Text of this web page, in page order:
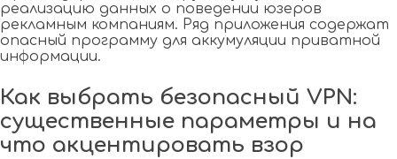
реализацию данных о поведении юзеров
рекламным компаниям. Ряд приложения содержат
опасный программу для аккумуляции приватной
информации.
Как выбрать безопасный VPN:
существенные параметры и на
что акцентировать взор